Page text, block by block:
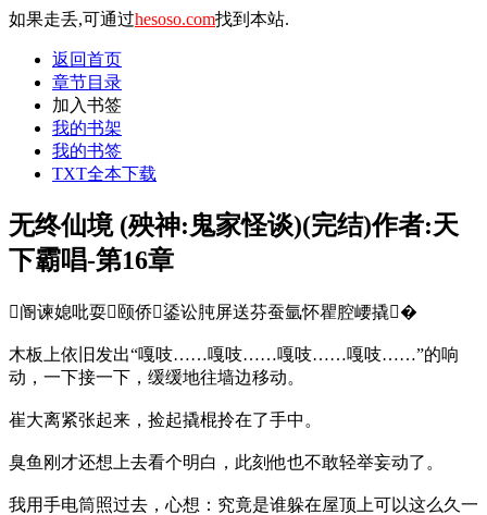
如果走丢,可通过hesoso.com找到本站.
返回首页
章节目录
加入书签
我的书架
我的书签
TXT全本下载
无终仙境 (殃神:鬼家怪谈)(完结)作者:天
下霸唱-第16章
阍谏媳吡耍颐侨鋈讼肫屏送芬蚕氩怀瞿腔崾撬�
木板上依旧发出“嘎吱……嘎吱……嘎吱……嘎吱……”的响
动，一下接一下，缓缓地往墙边移动。
崔大离紧张起来，捡起撬棍拎在了手中。
臭鱼刚才还想上去看个明白，此刻他也不敢轻举妄动了。
我用手电筒照过去，心想：究竟是谁躲在屋顶上可以这么久一